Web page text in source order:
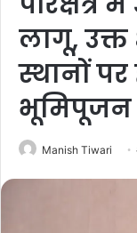
लागू, उक्त
स्थानों
भूमिपूजन
Manish Tiwari